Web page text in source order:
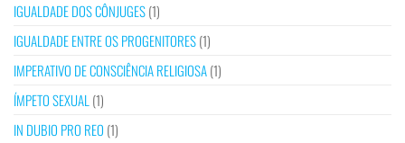
IGUALDADE DOS CÔNJUGES(1)
IGUALDADE ENTRE OS PROGENITORES(1)
IMPERATIVO DE CONSCIÊNCIA RELIGIOSA(1)
ÍMPETO SEXUAL (1)
IN DUBIO PRO REO (1)